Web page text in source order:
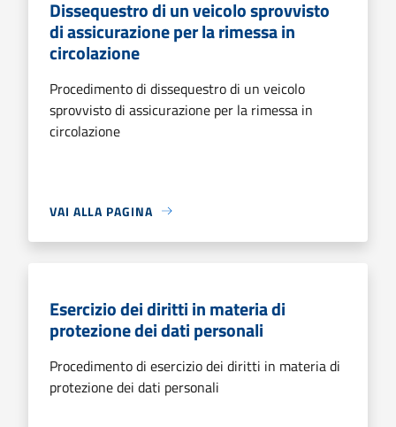
Dissequestro di un veicolo sprovvisto
di assicurazione per la rimessa in
circolazione
Procedimento di dissequestro di un veicolo
sprovvisto di assicurazione per la rimessa in
circolazione
VAI ALLA PAGINA
Esercizio dei diritti in materia di
protezione dei dati personali
Procedimento di esercizio dei diritti in materia di
protezione dei dati personali